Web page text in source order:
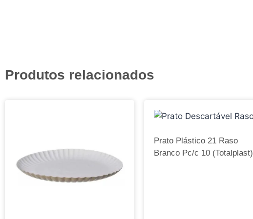
Produtos relacionados
Prato Plástico 21 Raso
Branco Pc/c 10 (Totalplast)